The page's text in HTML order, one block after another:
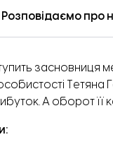
про
Тетяна
А оборот